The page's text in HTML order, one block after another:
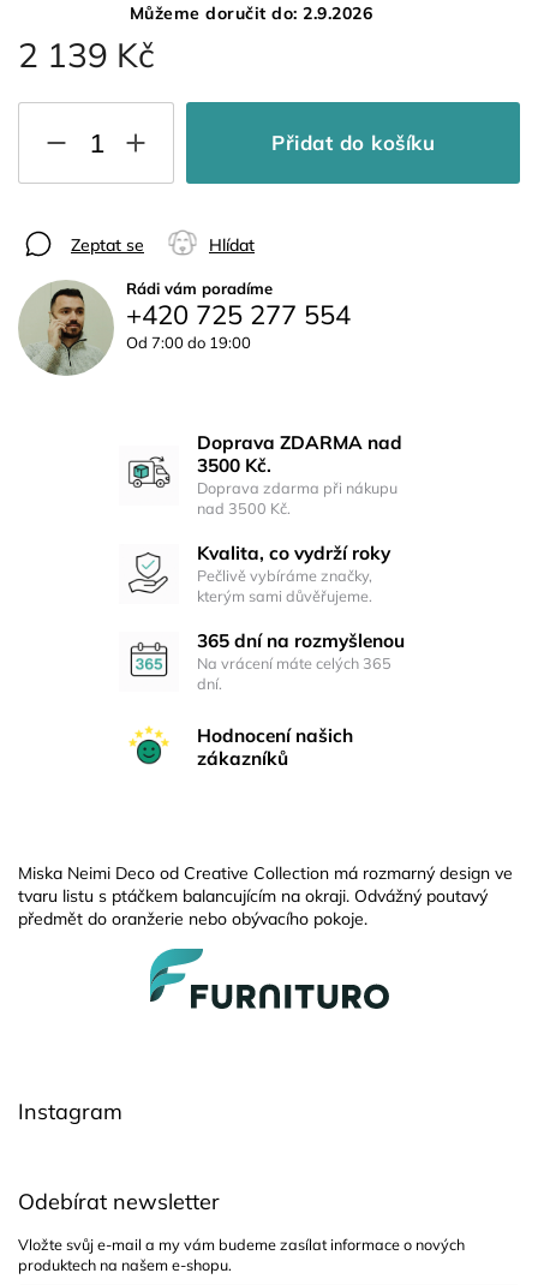
2 139 Kč
Můžeme doručit do: 2.9.2026
Přidat do košíku
Zeptat se Hlídat
Rádi vám poradíme
+420 725 277 554
Od 7:00 do 19:00
Doprava ZDARMA nad
3500 Kč.
Doprava zdarma při nákupu
nad 3500 Kč.
Kvalita, co vydrží roky
Pečlivě vybíráme značky,
kterým sami důvěřujeme.
365 dní na rozmyšlenou
Na vrácení máte celých 365
dní.
Hodnocení našich
zákazníků
Miska Neimi Deco od Creative Collection má rozmarný design ve
tvaru listu s ptáčkem balancujícím na okraji. Odvážný poutavý
předmět do oranžerie nebo obývacího pokoje.
Instagram
Odebírat newsletter
Vložte svůj e-mail a my vám budeme zasílat informace o nových
produktech na našem e-shopu.